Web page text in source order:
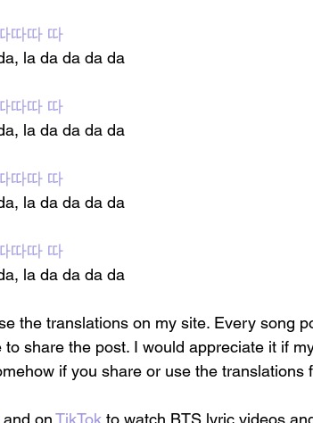
따따 따
la da da da da
따따 따
la da da da da
따따 따
la da da da da
따따 따
la da da da da
the translations on my site. Every song
share the post. I would appreciate it if
if you share or use the translations
and on TikTok to watch BTS lyric videos